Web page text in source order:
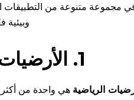
مجموعة متنوعة من التطبيقات
وبيئية
1. الأرضيات الرياضية
الرياضية هي واحدة من